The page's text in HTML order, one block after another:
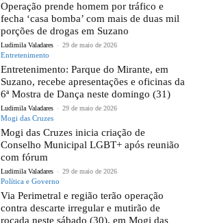
Operação prende homem por tráfico e
fecha ‘casa bomba’ com mais de duas mil
porções de drogas em Suzano
Ludimila Valadares - 29 de maio de 2026
Entretenimento
Entretenimento: Parque do Mirante, em
Suzano, recebe apresentações e oficinas da
6ª Mostra de Dança neste domingo (31)
Ludimila Valadares - 29 de maio de 2026
Mogi das Cruzes
Mogi das Cruzes inicia criação de
Conselho Municipal LGBT+ após reunião
com fórum
Ludimila Valadares - 29 de maio de 2026
Política e Governo
Via Perimetral e região terão operação
contra descarte irregular e mutirão de
roçada neste sábado (30), em Mogi das